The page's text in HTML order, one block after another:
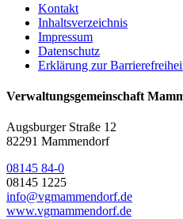
Kontakt
Inhaltsverzeichnis
Impressum
Datenschutz
Erklärung zur
Verwaltungsgemeinschaft
Augsburger Straße 12
82291 Mammendorf
08145 84-0
08145 1225
info@vgmammendorf.de
www.vgmammendorf.de